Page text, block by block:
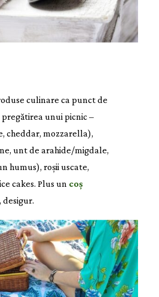
culinare ca punct de
unui picnic –
cheddar, mozzarella),
unt de arahide/migdale,
humus), roșii uscate,
cakes. Plus un coș
desigur.